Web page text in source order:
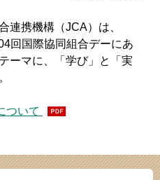
携機構（JCA）は、
回国際協同組合デーにあ
ーマに、「学び」と「実
ついて